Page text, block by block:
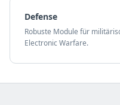
Defense
Robuste Module für
Electronic Warfare.